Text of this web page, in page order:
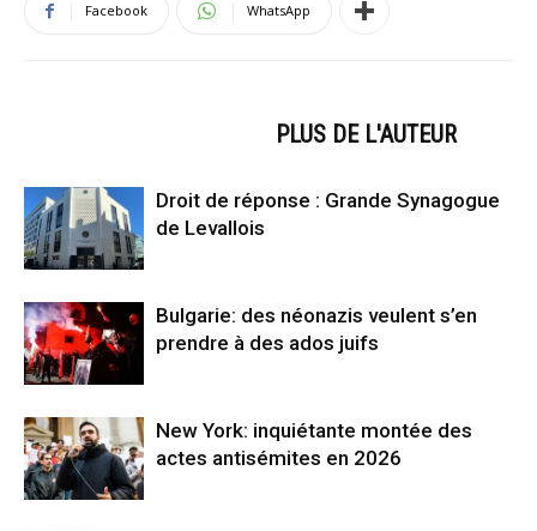
Facebook WhatsApp
PLUS DE L'AUTEUR
Droit de réponse : Grande Synagogue
de Levallois
Bulgarie: des néonazis veulent s’en
prendre à des ados juifs
New York: inquiétante montée des
actes antisémites en 2026